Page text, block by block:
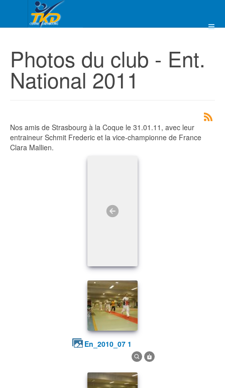
Photos du club - Ent.
National 2011
Nos amis de Strasbourg à la Coque le 31.01.11, avec leur
entraineur Schmit Frederic et la vice-championne de France
Clara Mallien.
en_2010_07 1